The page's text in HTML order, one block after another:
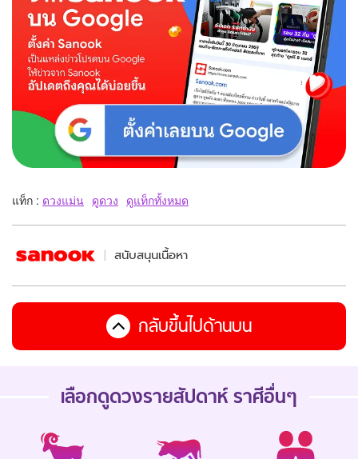
แท็ก : ดวงแม่น ดูดวง ดูแท็กทั้งหมด
สนับสนุนเนื้อหา
กลับขึ้นไปด้านบน
เลือกดูดวงรายสัปดาห์ ราศีอื่นๆ